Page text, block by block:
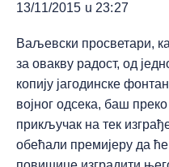
13/11/2015 u 23:27
Ваљевски просветари,
за овакву радост, од
копију јагодинске
војног одсека, баш
прикључак на тек
обећали премијеру да